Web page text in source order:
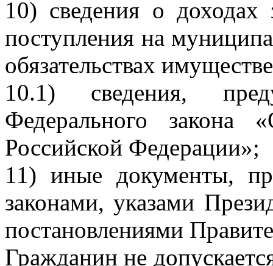
10) сведения о
поступления на
обязательствах
10.1) сведения,
Федерального закона
Российской Федерации»;
11) иные документы,
законами, указами
постановлениями
Гражданин не